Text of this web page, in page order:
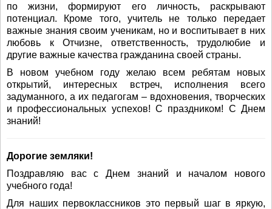
по жизни, формируют его личность, раскрывают
потенциал. Кроме того, учитель не только передает
важные знания своим ученикам, но и воспитывает в них
любовь к Отчизне, ответственность, трудолюбие и
другие важные качества гражданина своей страны.
В новом учебном году желаю всем ребятам новых
открытий, интересных встреч, исполнения всего
задуманного, а их педагогам – вдохновения, творческих
и профессиональных успехов! С праздником! С Днем
знаний!
Дорогие земляки!
Поздравляю вас с Днем знаний и началом нового
учебного года!
Для наших первоклассников это первый шаг в яркую,